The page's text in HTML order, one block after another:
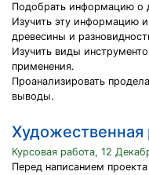
Подобрать информацию о
Изучить эту информацию
древесины и
Изучить виды
применения.
Проанализировать
выводы.
Художественная
Курсовая работа, 12
Перед написанием